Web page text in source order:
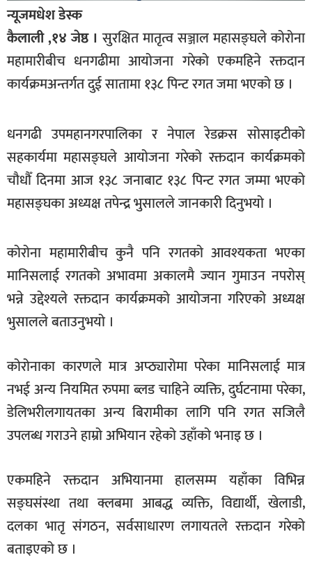
राष्ट्रिय
अन्तराष्ट्रिय
अन्तरबार्ता
खेलकुद
मनोरञ्जन
फोटो
अन्य
समाज
शिक्षा
स्वास्थ्य
न्यूजमधेश डेस्क
कैलाली ,१४ जेष्ठ । सुरक्षित मातृत्व सञ्जाल महासङ्घले कोरोना
महामारीबीच धनगढीमा आयोजना गरेको एकमहिने रक्तदान
कार्यक्रमअन्तर्गत दुई सातामा १३८ पिन्ट रगत जमा भएको छ ।
धनगढी उपमहानगरपालिका र नेपाल रेडक्रस सोसाइटीको
सहकार्यमा महासङ्घले आयोजना गरेको रक्तदान कार्यक्रमको
चौधौँ दिनमा आज १३८ जनाबाट १३८ पिन्ट रगत जम्मा भएको
महासङ्घका अध्यक्ष तपेन्द्र भुसालले जानकारी दिनुभयो ।
कोरोना महामारीबीच कुनै पनि रगतको आवश्यकता भएका
मानिसलाई रगतको अभावमा अकालमै ज्यान गुमाउन नपरोस्
भन्ने उद्देश्यले रक्तदान कार्यक्रमको आयोजना गरिएको अध्यक्ष
भुसालले बताउनुभयो ।
कोरोनाका कारणले मात्र अप्ठ्यारोमा परेका मानिसलाई मात्र
नभई अन्य नियमित रुपमा ब्लड चाहिने व्यक्ति, दुर्घटनामा परेका,
डेलिभरीलगायतका अन्य बिरामीका लागि पनि रगत सजिलै
उपलब्ध गराउने हाम्रो अभियान रहेको उहाँको भनाइ छ ।
एकमहिने रक्तदान अभियानमा हालसम्म यहाँका विभिन्न
सङ्घसंस्था तथा क्लबमा आबद्ध व्यक्ति, विद्यार्थी, खेलाडी,
दलका भातृ संगठन, सर्वसाधारण लगायतले रक्तदान गरेको
बताइएको छ ।